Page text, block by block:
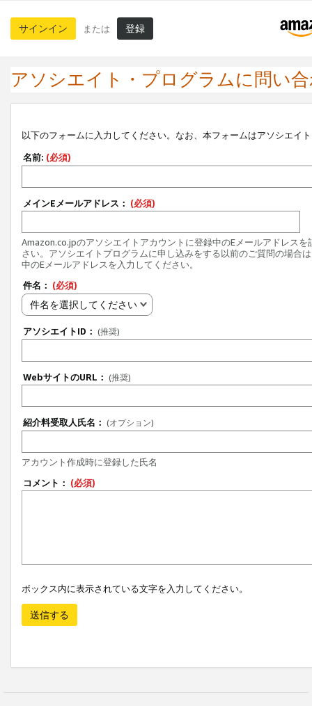
サインイン または 登録
アソシエイト・プログラムに問い
以下のフォームに入力してください。なお、本フォームはアソシエイ
名前: (必須)
メインEメールアドレス： (必須)
Amazon.co.jpのアソシエイトアカウントに登録中のEメールアドレスを
さい。アソシエイトプログラムに申し込みをする以前のご質問の場合
中のEメールアドレスを入力してください。
件名： (必須)
件名を選択してください
アソシエイトID： (推奨)
WebサイトのURL： (推奨)
紹介料受取人氏名： (オプション)
アカウント作成時に登録した氏名
コメント： (必須)
ボックス内に表示されている文字を入力してください。
送信する